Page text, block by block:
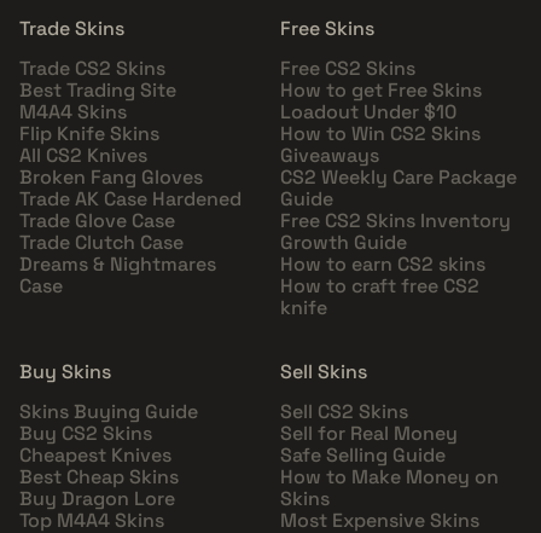
Trade Skins
Trade CS2 Skins
Best Trading Site
M4A4 Skins
Flip Knife Skins
All CS2 Knives
Broken Fang Gloves
Trade AK Case Hardened
Trade Glove Case
Trade Clutch Case
Dreams & Nightmares
Case
Free Skins
Free CS2 Skins
How to get Free Skins
Loadout Under $10
How to Win CS2 Skins
Giveaways
CS2 Weekly Care Package
Guide
Free CS2 Skins Inventory
Growth Guide
How to earn CS2 skins
How to craft free CS2
knife
Buy Skins
Skins Buying Guide
Buy CS2 Skins
Cheapest Knives
Best Cheap Skins
Buy Dragon Lore
Top M4A4 Skins
Sell Skins
Sell CS2 Skins
Sell for Real Money
Safe Selling Guide
How to Make Money on
Skins
Most Expensive Skins